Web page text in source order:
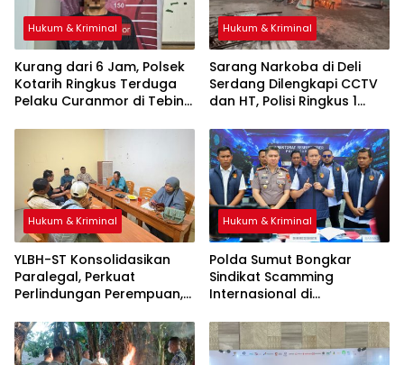
Hukum & Kriminal
Kurang dari 6 Jam, Polsek
Kotarih Ringkus Terduga
Pelaku Curanmor di Tebing
Hukum & Kriminal
Sarang Narkoba di Deli
Serdang Dilengkapi CCTV
dan HT, Polisi Ringkus 1
Hukum & Kriminal
YLBH-ST Konsolidasikan
Paralegal, Perkuat
Perlindungan Perempuan,
Hukum & Kriminal
Polda Sumut Bongkar
Sindikat Scamming
Internasional di
Asal Kalimantan Rugi Rp6,7
Miliar